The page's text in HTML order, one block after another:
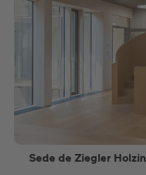
Sede de Ziegler